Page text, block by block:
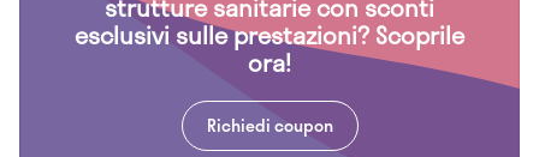
esclusivi sulle prestazioni? Scoprile
ora!
Richiedi coupon